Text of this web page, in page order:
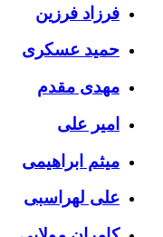
فرزاد فرزین
حمید عسکری
مهدی مقدم
امیر علی
میثم ابراهیمی
علی لهراسبی